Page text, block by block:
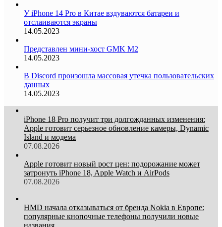
У iPhone 14 Pro в Китае вздуваются батареи и
отслаиваются экраны
14.05.2023
Представлен мини-хост GMK M2
14.05.2023
В Discord произошла массовая утечка пользовательских
данных
14.05.2023
iPhone 18 Pro получит три долгожданных изменения:
Apple готовит серьезное обновление камеры, Dynamic
Island и модема
07.08.2026
Apple готовит новый рост цен: подорожание может
затронуть iPhone 18, Apple Watch и AirPods
07.08.2026
HMD начала отказываться от бренда Nokia в Европе:
популярные кнопочные телефоны получили новые
названия